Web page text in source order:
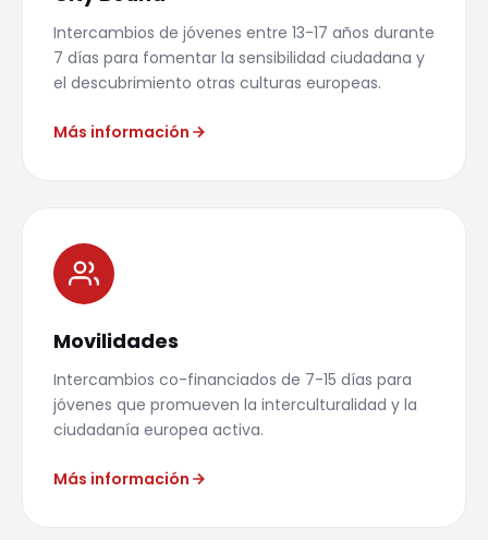
Intercambios de jóvenes entre 13-17 años durante
7 días para fomentar la sensibilidad ciudadana y
el descubrimiento otras culturas europeas.
Más información
Movilidades
Intercambios co-financiados de 7-15 días para
jóvenes que promueven la interculturalidad y la
ciudadanía europea activa.
Más información